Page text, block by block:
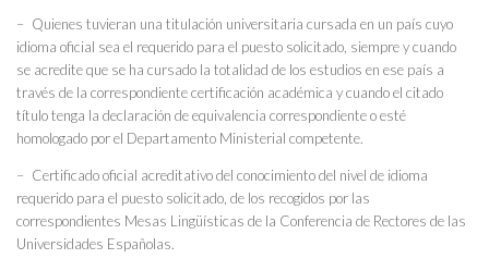
– Quienes tuvieran una titulación universitaria cursada en un país cuyo
idioma oficial sea el requerido para el puesto solicitado, siempre y cuando
se acredite que se ha cursado la totalidad de los estudios en ese país a
través de la correspondiente certificación académica y cuando el citado
título tenga la declaración de equivalencia correspondiente o esté
homologado por el Departamento Ministerial competente.
– Certificado oficial acreditativo del conocimiento del nivel de idioma
requerido para el puesto solicitado, de los recogidos por las
correspondientes Mesas Lingüísticas de la Conferencia de Rectores de las
Universidades Españolas.